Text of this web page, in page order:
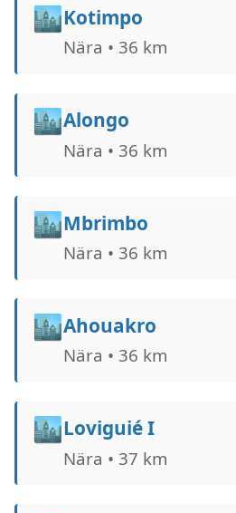
🏙️Kotimpo
Nära • 36 km
🏙️Alongo
Nära • 36 km
🏙️Mbrimbo
Nära • 36 km
🏙️Ahouakro
Nära • 36 km
🏙️Loviguié I
Nära • 37 km